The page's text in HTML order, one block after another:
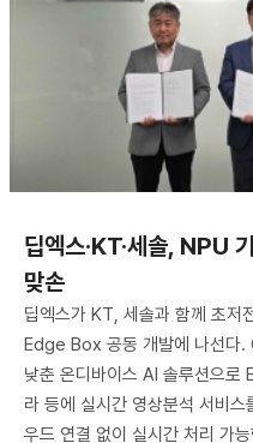
딥엑스·KT·세솔, NPU
맞손
딥엑스가 KT, 세솔과 함께 초저
Edge Box 공동 개발에 나선다.
낮춘 온디바이스 AI 솔루션으로
라 등에 실시간 영상분석 서비
우드 연결 없이 실시간 처리 가